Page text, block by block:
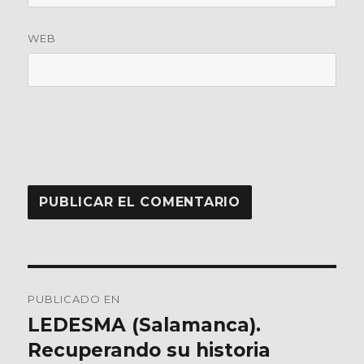
WEB
de
entradas
PUBLICADO EN
LEDESMA (Salamanca).
Recuperando su historia